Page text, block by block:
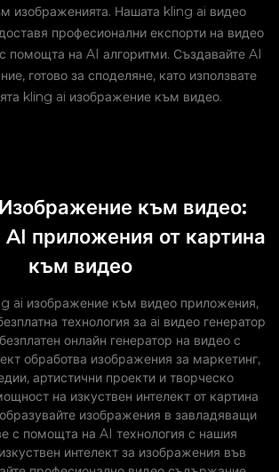
изображенията. Нашата kling ai видео
професионални експорти на видео
помощта на AI алгоритми. Създавайте AI
готово за споделяне, като използвате
kling ai изображение към видео.
към видео:
приложения от картина
към видео
ai изображение към видео приложения,
технология за ai видео генератор
онлайн генератор на видео с
обработва изображения за маркетинг,
артистични проекти и творческо
на изкуствен интелект от картина
изображения в завладяващи
с помощта на AI технология с нашия
интелект за изображения във